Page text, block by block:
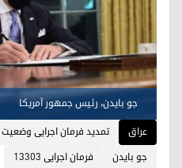
جو بایدن، رئیس جمهور آمریکا
عراق
تمدید فرمان اجرایی
جو بایدن
فرمان اجرایی ١٣٣٠٣